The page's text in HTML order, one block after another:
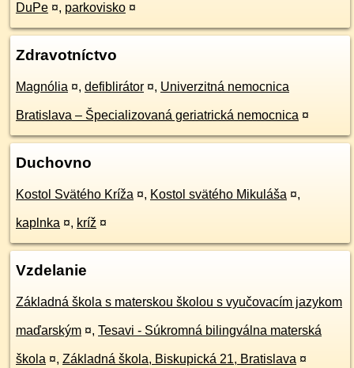
DuPe ¤, parkovisko ¤
Zdravotníctvo
Magnólia ¤, defiblirátor ¤, Univerzitná nemocnica
Bratislava – Špecializovaná geriatrická nemocnica ¤
Duchovno
Kostol Svätého Kríža ¤, Kostol svätého Mikuláša ¤,
kaplnka ¤, kríž ¤
Vzdelanie
Základná škola s materskou školou s vyučovacím jazykom
maďarským ¤, Tesavi - Súkromná bilingválna materská
škola ¤, Základná škola, Biskupická 21, Bratislava ¤